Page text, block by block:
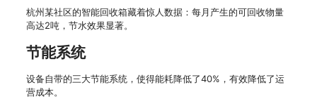
杭州某社区的智能回收箱藏着惊人数据：每月产生的可回收物量
高达2吨，节水效果显著。
节能系统
设备自带的三大节能系统，使得能耗降低了40%，有效降低了运
营成本。